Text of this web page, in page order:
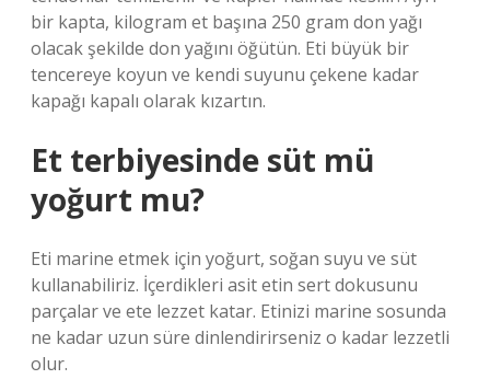
bir kapta, kilogram et başına 250 gram don yağı
olacak şekilde don yağını öğütün. Eti büyük bir
tencereye koyun ve kendi suyunu çekene kadar
kapağı kapalı olarak kızartın.
Et terbiyesinde süt mü
yoğurt mu?
Eti marine etmek için yoğurt, soğan suyu ve süt
kullanabiliriz. İçerdikleri asit etin sert dokusunu
parçalar ve ete lezzet katar. Etinizi marine sosunda
ne kadar uzun süre dinlendirirseniz o kadar lezzetli
olur.